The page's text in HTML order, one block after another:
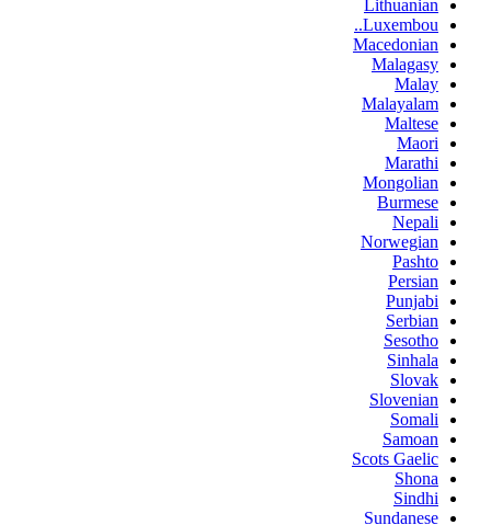
Lithuanian
Luxembou..
Macedonian
Malagasy
Malay
Malayalam
Maltese
Maori
Marathi
Mongolian
Burmese
Nepali
Norwegian
Pashto
Persian
Punjabi
Serbian
Sesotho
Sinhala
Slovak
Slovenian
Somali
Samoan
Scots Gaelic
Shona
Sindhi
Sundanese